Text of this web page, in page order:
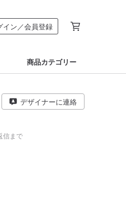
イン／会員登録
商品カテゴリー
デザイナーに連絡
信まで